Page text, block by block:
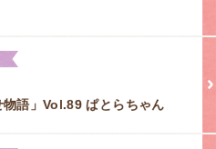
物語」Vol.89 ぱとらちゃん